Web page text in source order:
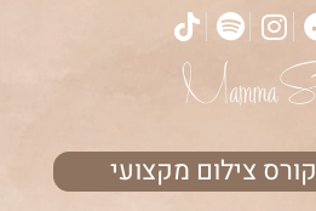
קורס צילום מקצועי